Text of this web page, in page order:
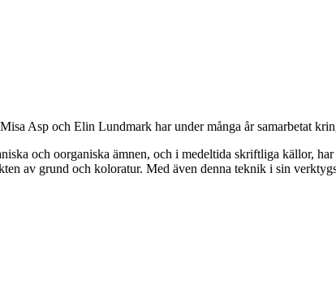
Asp och Elin Lundmark har under många år samarbetat
och oorganiska ämnen, och i medeltida skriftliga källor,
av grund och koloratur. Med även denna teknik i sin